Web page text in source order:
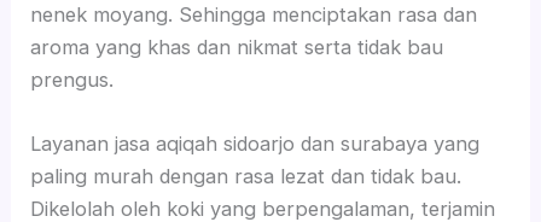
nenek moyang. Sehingga menciptakan rasa dan
aroma yang khas dan nikmat serta tidak bau
prengus.
Layanan jasa aqiqah sidoarjo dan surabaya yang
paling murah dengan rasa lezat dan tidak bau.
Dikelolah oleh koki yang berpengalaman, terjamin